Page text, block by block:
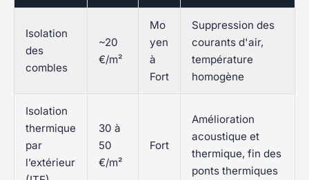
Isolation
des
combles
~20
€/m²
Mo
yen
à
Fort
Suppression des
courants d'air,
température
homogène
Isolation
thermique
par
l’extérieur
30 à
50
€/m²
Fort
Amélioration
acoustique et
thermique, fin des
ponts thermiques